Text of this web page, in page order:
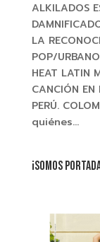
ALKILADOS
LA
POP/
HEAT LATIN
CANCIÓN EN
PERÚ.
quiénes...
¡SOMOS